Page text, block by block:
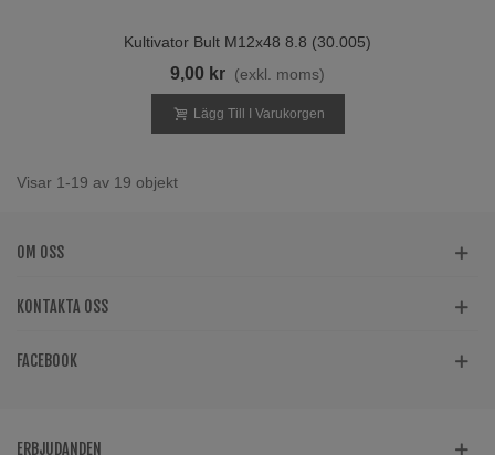
Kultivator Bult M12x48 8.8 (30.005)
9,00 kr (exkl. moms)
Lägg Till I Varukorgen
Visar 1-19 av 19 objekt
OM OSS
KONTAKTA OSS
FACEBOOK
ERBJUDANDEN